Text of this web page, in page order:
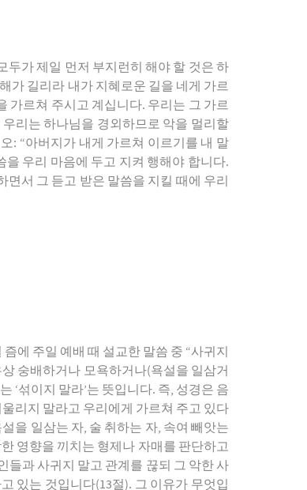
두가 제일 먼저 부지런히 해야 할 것은 하
가 길리라 내가 지혜로운 길을 네게 가르
가르쳐 주시고 계십니다. 우리는 그 가르
리는 하나님을 경외하므로 악을 멀리할
: “아버지가 내게 가르쳐 이르기를 내 말
우리 마음에 두고 지켜 행해야 합니다.
서 그 듣고 받은 말씀을 지킬 때에 우리
에 주일 예배 때 설교한 말씀 중 “사귀지
숭배하거나 모욕하거나(욕설을 일삼거
‘섞이지 말라’는 뜻입니다. 즉, 성경은 음
리지 말라고 우리에게 가르쳐 주고 있다
을 일삼는 자, 술 취하는 자, 속여 빼앗는
영향을 끼치는 형제나 자매를 판단하고
들과 사귀지 말고 관계를 끊되 그 악한 사
있는 것입니다(13절). 그 이유가 무엇입